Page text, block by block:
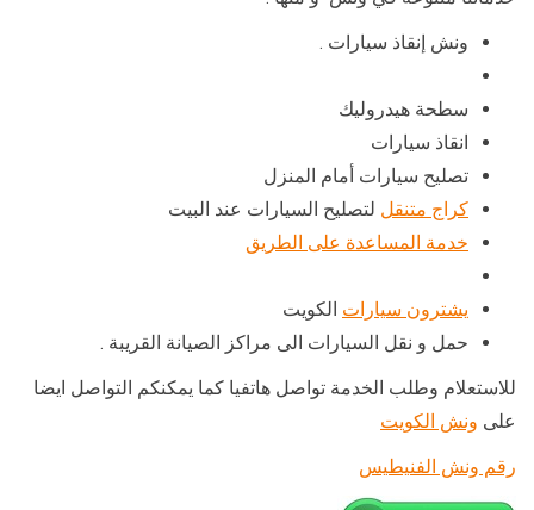
ونش إنقاذ سيارات .
سطحة هيدروليك
انقاذ سيارات
تصليح سيارات أمام المنزل
كراج متنقل لتصليح السيارات عند البيت
خدمة المساعدة على الطريق
يشترون سيارات الكويت
حمل و نقل السيارات الى مراكز الصيانة القريبة .
للاستعلام وطلب الخدمة تواصل هاتفيا كما يمكنكم التواصل ايضا
على ونش الكويت
رقم ونش الفنيطيس